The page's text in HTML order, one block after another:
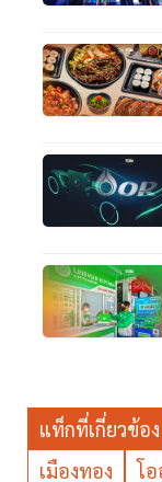
แท็กที่เกี่ยวข้อง
เมืองทอง
โอ